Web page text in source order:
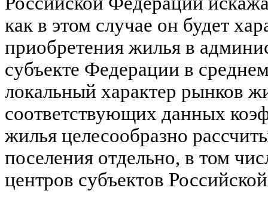
как в этом случае он будет
приобретения жилья в
субъекте Федерации в
локальный характер рынков
соответствующих данных
жилья целесообразно
поселения отдельно, в том
центров субъектов